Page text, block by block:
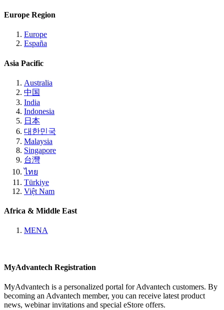
Europe Region
Europe
España
Asia Pacific
Australia
中国
India
Indonesia
日本
대한민국
Malaysia
Singapore
台灣
ไทย
Türkiye
Việt Nam
Africa & Middle East
MENA
MyAdvantech Registration
MyAdvantech is a personalized portal for Advantech customers. By
becoming an Advantech member, you can receive latest product
news, webinar invitations and special eStore offers.